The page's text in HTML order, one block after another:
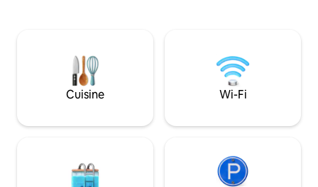
ondes, d'un réfrigérateur, d'une
télévision, d'une connexion Wi-Fi, d'une
machine à laver, d'une place de parking
en copropriété.
Idéal pour
aéroport, Milan et
italien. Remarque : pas de télévision, pas
de climatisation
Cuisine Wi-Fi